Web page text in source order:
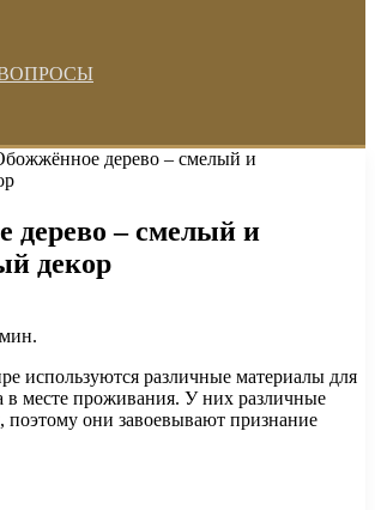
дерево – смелый и
дерево – смелый и
декор
используются различные материалы для
в месте проживания. У них различные
они завоевывают признание